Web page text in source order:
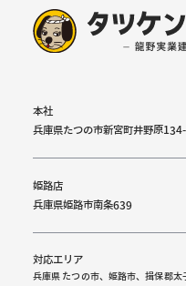
本社
兵庫県たつの市新宮町井野原
姫路店
兵庫県姫路市南条639
対応エリア
兵庫県 たつの市、姫路市、揖保郡